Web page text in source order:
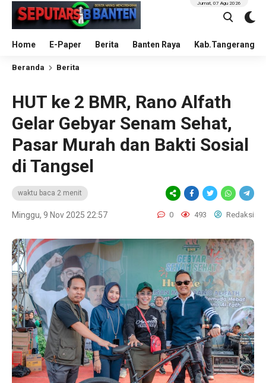
Home E-Paper Berita Banten Raya Kab.Tangerang
Jumat, 07 Agu 2026
Beranda Berita
HUT ke 2 BMR, Rano Alfath
Gelar Gebyar Senam Sehat,
Pasar Murah dan Bakti Sosial
di Tangsel
waktu baca 2 menit
Minggu, 9 Nov 2025 22:57 0 493 Redaksi